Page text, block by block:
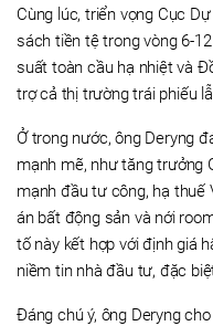
Cùng lúc, triển vọng Cục
sách tiền tệ trong vòng 6-
suất toàn cầu hạ nhiệt và
trợ cả thị trường trái phiếu
Ở trong nước, ông Deryng
mạnh mẽ, như tăng trưởng
mạnh đầu tư công, hạ thuế
án bất động sản và nới
tố này kết hợp với định giá
niềm tin nhà đầu tư, đặc
Đáng chú ý, ông Deryng